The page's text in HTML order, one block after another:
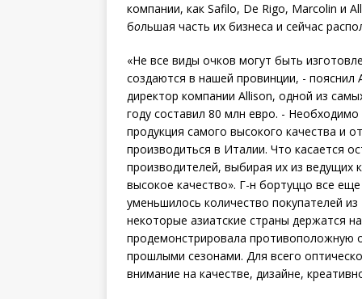
компании, как Safilo, De Rigo, Marcolin и
большая часть их бизнеса и сейчас
«Не все виды очков могут быть
создаются в нашей провинции, -
директор компании Allison, одной из
году составил 80 млн евро. -
продукция самого высокого качества и
производиться в Италии. Что касается
производителей, выбирая их из ведущих
высокое качество». Г-н бортуццо все
уменьшилось количество покупателей
некоторые азиатские страны держатся
продемонстрировала противоположную
прошлыми сезонами. Для всего
внимание на качестве, дизайне,